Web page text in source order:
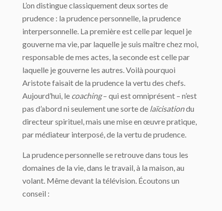
L’on distingue classiquement deux sortes de
prudence : la prudence personnelle, la prudence
interpersonnelle. La première est celle par lequel je
gouverne ma vie, par laquelle je suis maître chez moi,
responsable de mes actes, la seconde est celle par
laquelle je gouverne les autres. Voilà pourquoi
Aristote faisait de la prudence la vertu des chefs.
Aujourd’hui, le coaching– qui est omniprésent – n’est
pas d’abord ni seulement une sorte de laïcisationdu
directeur spirituel, mais une mise en œuvre pratique,
par médiateur interposé, de la vertu de prudence.
La prudence personnelle se retrouve dans tous les
domaines de la vie, dans le travail, à la maison, au
volant. Même devant la télévision. Écoutons un
conseil :